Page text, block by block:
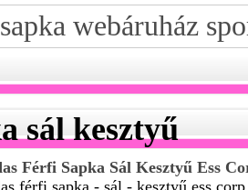
webáruház
sál kesztyű
Férfi Sapka Sál Kesztyű Ess
férfi sapka - sál - kesztyű ess